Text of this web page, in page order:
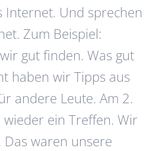
Internet. Und sprechen
Zum Beispiel:
gut finden. Was gut
haben wir Tipps aus
andere Leute. Am 2.
ein Treffen. Wir
waren unsere